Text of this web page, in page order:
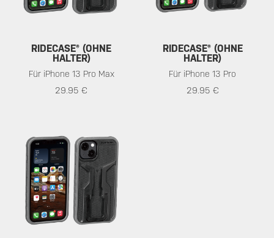
RIDECASE® (OHNE
HALTER)
Für iPhone 13 Pro Max
29.95 €
RIDECASE® (OHNE
HALTER)
Für iPhone 13 Pro
29.95 €